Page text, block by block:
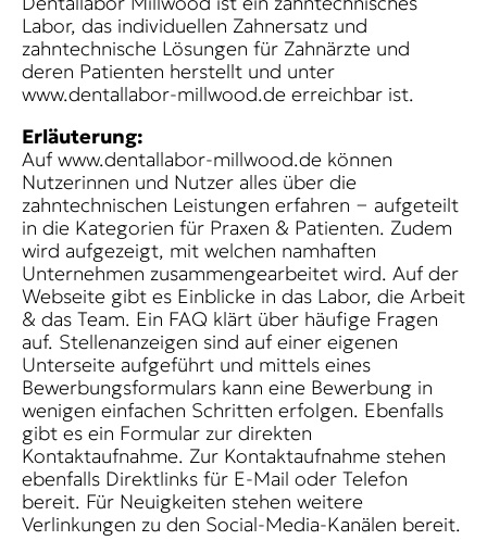
Labor, das individuellen Zahnersatz und
zahntechnische Lösungen für Zahnärzte und
deren Patienten herstellt und unter
www.dentallabor-millwood.de erreichbar ist.
Erläuterung:
Auf www.dentallabor-millwood.de können
Nutzerinnen und Nutzer alles über die
zahntechnischen Leistungen erfahren − aufgeteilt
in die Kategorien für Praxen & Patienten. Zudem
wird aufgezeigt, mit welchen namhaften
Unternehmen zusammengearbeitet wird. Auf der
Webseite gibt es Einblicke in das Labor, die Arbeit
& das Team. Ein FAQ klärt über häufige Fragen
auf. Stellenanzeigen sind auf einer eigenen
Unterseite aufgeführt und mittels eines
Bewerbungsformulars kann eine Bewerbung in
wenigen einfachen Schritten erfolgen. Ebenfalls
gibt es ein Formular zur direkten
Kontaktaufnahme. Zur Kontaktaufnahme stehen
ebenfalls Direktlinks für E-Mail oder Telefon
bereit. Für Neuigkeiten stehen weitere
Verlinkungen zu den Social-Media-Kanälen bereit.